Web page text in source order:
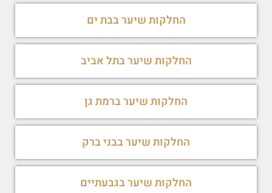
החלקות שיער בבת ים
החלקות שיער בתל אביב
החלקות שיער ברמת גן
החלקות שיער בבני ברק
החלקות שיער בגבעתיים